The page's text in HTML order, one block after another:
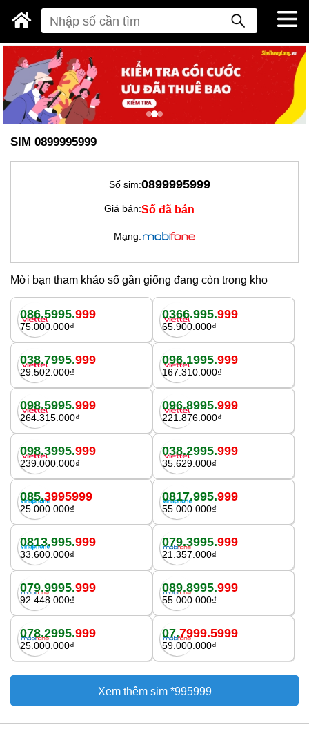
SIM 0899995999
Số sim:0899995999
Giá bán:Số đã bán
Mạng:
Mời bạn tham khảo số gần giống đang còn trong kho
086.5995.999
75.000.000₫
0366.995.999
65.900.000₫
038.7995.999
29.502.000₫
096.1995.999
167.310.000₫
098.5995.999
264.315.000₫
096.8995.999
221.876.000₫
098.3995.999
239.000.000₫
038.2995.999
35.629.000₫
085.3995999
25.000.000₫
0817.995.999
55.000.000₫
0813.995.999
33.600.000₫
079.3995.999
21.357.000₫
079.9995.999
92.448.000₫
089.8995.999
55.000.000₫
078.2995.999
25.000.000₫
07.7999.5999
59.000.000₫
Xem thêm sim *995999